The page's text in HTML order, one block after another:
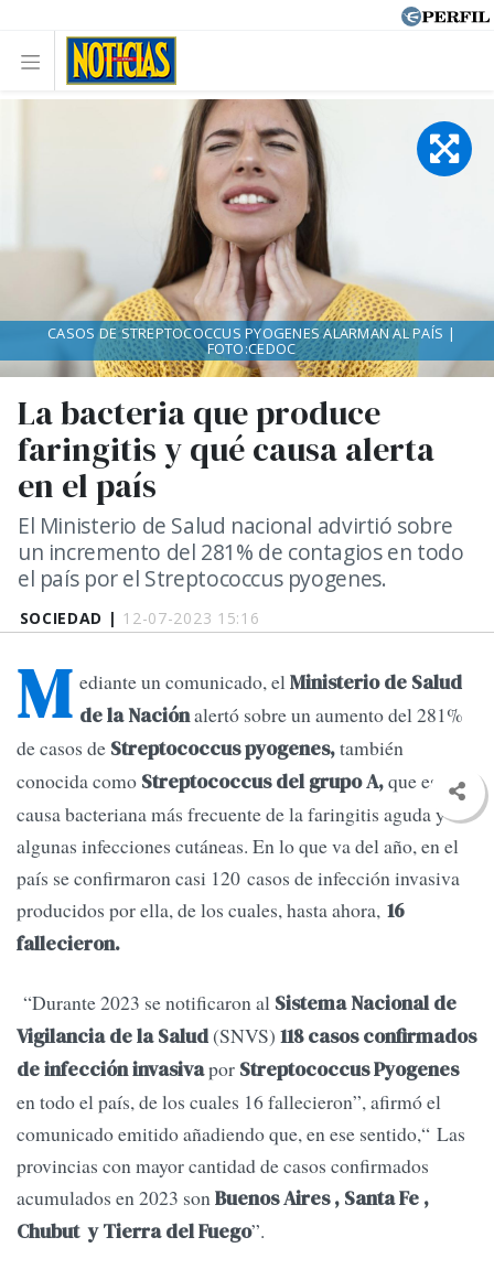
SOCIEDAD | 12-07-2023 15:16
La bacteria que produce
faringitis y qué causa alerta
en el país
El Ministerio de Salud nacional advirtió sobre
un incremento del 281% de contagios en todo
el país por el Streptococcus pyogenes.
CASOS DE STREPTOCOCCUS PYOGENES ALARMAN AL PAÍS |
FOTO:CEDOC
M ediante un comunicado, elMinisterio de Salud
de la Naciónalertó sobre un aumento del 281%
de casos de Streptococcus pyogenes,también
conocida como Streptococcus del grupo A,que es la
causa bacteriana más frecuente de la faringitis aguda y
algunas infecciones cutáneas. En lo que va del año, en el
país se confirmaron casi 120 casos de infección invasiva
producidos por ella, de los cuales, hasta ahora, 16
fallecieron.
“Durante 2023 se notificaron al Sistema Nacional de
Vigilancia de la Salud(SNVS) 118 casos confirmados
de infección invasivapor Streptococcus Pyogenes
en todo el país, de los cuales 16 fallecieron”, afirmó el
comunicado emitido añadiendo que, en ese sentido,“ Las
provincias con mayor cantidad de casos confirmados
acumulados en 2023 sonBuenos Aires , Santa Fe ,
Chubut y Tierra del Fuego”.